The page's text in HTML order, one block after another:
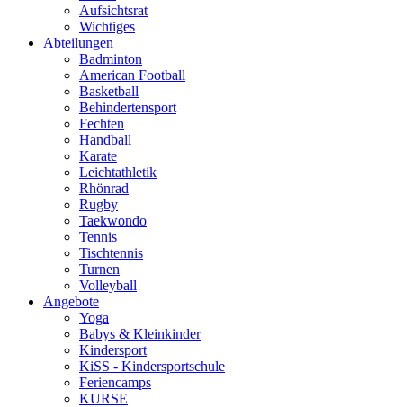
Aufsichtsrat
Wichtiges
Abteilungen
Badminton
American Football
Basketball
Behindertensport
Fechten
Handball
Karate
Leichtathletik
Rhönrad
Rugby
Taekwondo
Tennis
Tischtennis
Turnen
Volleyball
Angebote
Yoga
Babys & Kleinkinder
Kindersport
KiSS - Kindersportschule
Feriencamps
KURSE